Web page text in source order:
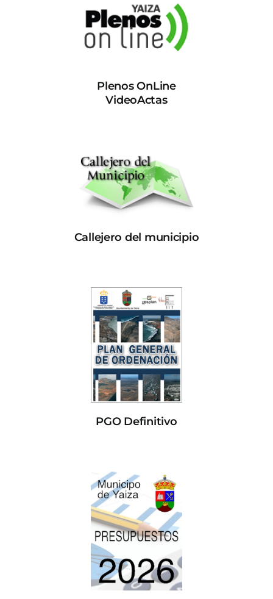
Plenos OnLine
VideoActas
Callejero del municipio
PGO Definitivo